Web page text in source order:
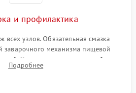
и профилактика
всех узлов. Обязательная смазка
заварочного механизма пищевой
Проведение программной
системы от кофейных масел.
Подробнее